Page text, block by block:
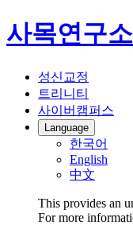
사목연구소
성신교정
트리니티
사이버캠퍼스
Language
한국어
English
中文
This provides an
For more